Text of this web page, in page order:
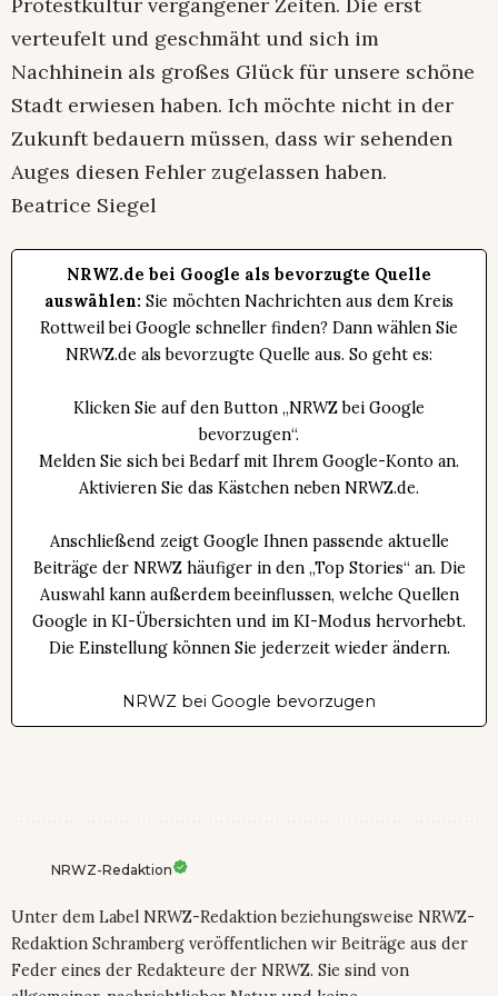
verteufelt und geschmäht und sich im
Nachhinein als großes Glück für unsere schöne
Stadt erwiesen haben. Ich möchte nicht in der
Zukunft bedauern müssen, dass wir sehenden
Auges diesen Fehler zugelassen haben.
Beatrice Siegel
NRWZ.de bei Google als bevorzugte Quelle
auswählen: Sie möchten Nachrichten aus dem Kreis
Rottweil bei Google schneller finden? Dann wählen Sie
NRWZ.de als bevorzugte Quelle aus. So geht es:
Klicken Sie auf den Button „NRWZ bei Google
bevorzugen“.
Melden Sie sich bei Bedarf mit Ihrem Google-Konto an.
Aktivieren Sie das Kästchen neben NRWZ.de.
Anschließend zeigt Google Ihnen passende aktuelle
Beiträge der NRWZ häufiger in den „Top Stories“ an. Die
Auswahl kann außerdem beeinflussen, welche Quellen
Google in KI-Übersichten und im KI-Modus hervorhebt.
Die Einstellung können Sie jederzeit wieder ändern.
NRWZ bei Google bevorzugen
NRWZ-Redaktion
Unter dem Label NRWZ-Redaktion beziehungsweise NRWZ-
Redaktion Schramberg veröffentlichen wir Beiträge aus der
Feder eines der Redakteure der NRWZ. Sie sind von